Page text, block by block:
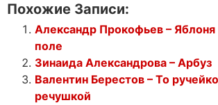
Похожие Записи:
Александр Прокофьев –
поле
Зинаида Александрова – Арбуз
Валентин Берестов – То
речушкой